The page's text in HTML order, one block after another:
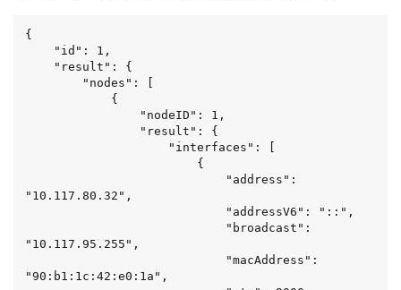
{
"10.117.80.32",
"10.117.95.255",
"90:b1:1c:42:e0:1a",